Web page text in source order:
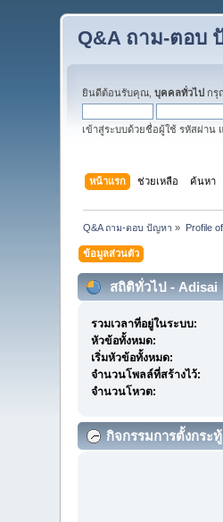
Q&A ถาม-ตอบ
ยินดีต้อนรับคุณ,บุคคลทั่วไป กรุ
เข้าสู่ระบบด้วยชื่อผู้ใช้ รหัสผ่าน
หน้าแรก ช่วยเหลือ ค้นหา
Q&A ถาม-ตอบ ปัญหา » Profile
ข้อมูลส่วนตัว
สถิติทั่วไป - Adisai
รวมเวลาที่อยู่ในระบบ:
หัวข้อทั้งหมด:
เริ่มหัวข้อทั้งหมด:
จำนวนโพลล์ที่สร้างไว้:
จำนวนโหวต:
กิจกรรมการตั้งกระ